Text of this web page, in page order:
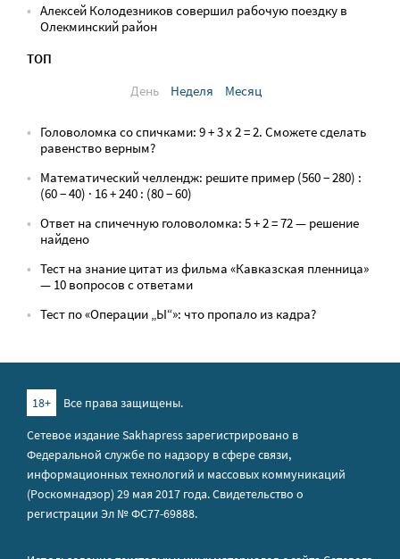
Алексей Колодезников совершил рабочую поездку в
Олекминский район
ТОП
День
Неделя Месяц
Головоломка со спичками: 9 + 3 х 2 = 2. Сможете сделать
равенство верным?
Математический челлендж: решите пример (560 − 280) :
(60 − 40) · 16 + 240 : (80 − 60)
Ответ на спичечную головоломка: 5 + 2 = 72 — решение
найдено
Тест на знание цитат из фильма «Кавказская пленница»
— 10 вопросов с ответами
Тест по «Операции „Ы“»: что пропало из кадра?
18+
Все права защищены.
Сетевое издание Sakhapress зарегистрировано в
Федеральной службе по надзору в сфере связи,
информационных технологий и массовых коммуникаций
(Роскомнадзор) 29 мая 2017 года. Свидетельство о
регистрации Эл № ФС77-69888.